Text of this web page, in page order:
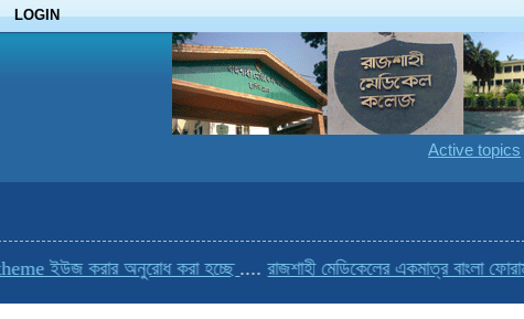
LOGIN
Active topics
ইউজ করার অনুরোধ করা হচ্ছে....রাজশাহী মেডিকেলের একমাত্র বাংলা ফোরাম....